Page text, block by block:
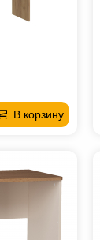
В корзину